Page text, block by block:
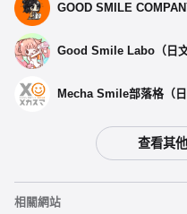
GOOD SMILE
Good Smile Labo（日文
Mecha Smile部落格（日
查看其
相關網站